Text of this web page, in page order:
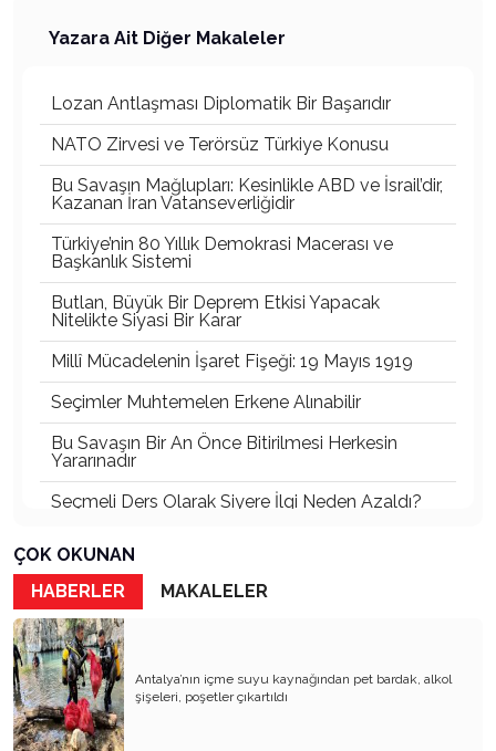
Yazara Ait Diğer Makaleler
Lozan Antlaşması Diplomatik Bir Başarıdır
NATO Zirvesi ve Terörsüz Türkiye Konusu
Bu Savaşın Mağlupları: Kesinlikle ABD ve İsrail’dir,
Kazanan İran Vatanseverliğidir
Türkiye’nin 80 Yıllık Demokrasi Macerası ve
Başkanlık Sistemi
Butlan, Büyük Bir Deprem Etkisi Yapacak
Nitelikte Siyasi Bir Karar
Millî Mücadelenin İşaret Fişeği: 19 Mayıs 1919
Seçimler Muhtemelen Erkene Alınabilir
Bu Savaşın Bir An Önce Bitirilmesi Herkesin
Yararınadır
Seçmeli Ders Olarak Siyere İlgi Neden Azaldı?
İki Menfur Saldırı ve Katliam Çok Yönlü
İncelenmelidir
Bu Savaşta Kazananlar, Kaybedenler ve Türkiye
Üzerine Etkileri
Öcalan ve Dem Nasıl Bir Türkiye İstiyor?
Abd’de Bu Ses İlk Defa Duyuluyor
Psikiyatrik Sorunları Olan İki Ruh Hastası
ÇOK OKUNAN
HABERLER
MAKALELER
Antalya’nın içme suyu kaynağından pet bardak, alkol
şişeleri, poşetler çıkartıldı